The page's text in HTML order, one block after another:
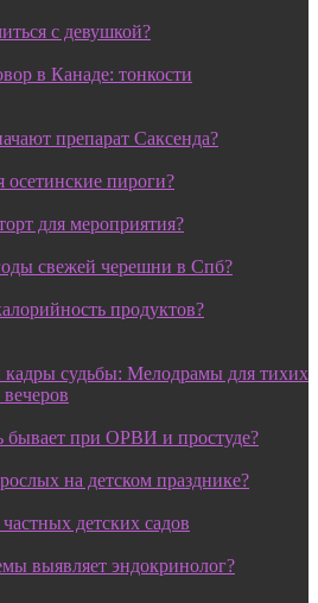
с девушкой?
в Канаде: тонкости
препарат Саксенда?
осетинские пироги?
для мероприятия?
свежей черешни в Спб?
продуктов?
судьбы: Мелодрамы для тихих
бывает при ОРВИ и простуде?
на детском празднике?
детских садов
выявляет эндокринолог?